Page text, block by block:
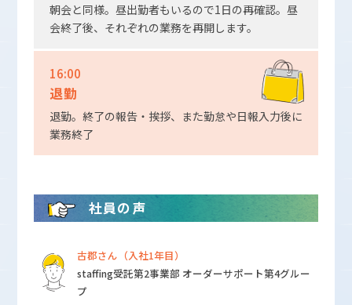
朝会と同様。昼出勤者もいるので1日の再確認。昼
会終了後、それぞれの業務を再開します。
16:00
退勤
退勤。終了の報告・挨拶、また勤怠や日報入力後に
業務終了
社員の声
古郡さん（入社1年目）
staffing受託第2事業部 オーダーサポート第4グルー
プ